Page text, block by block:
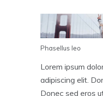
Phasellus leo
Lorem ipsum
adipiscing elit.
Donec sed eros